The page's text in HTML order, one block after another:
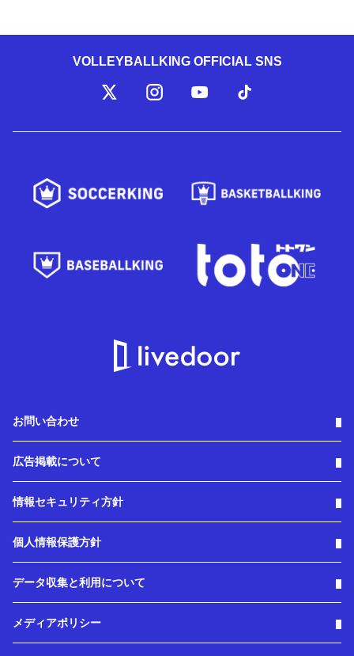
VOLLEYBALLKING OFFICIAL SNS
お問い合わせ
広告掲載について
情報セキュリティ方針
個人情報保護方針
データ収集と利用について
メディアポリシー